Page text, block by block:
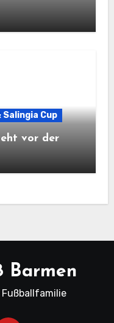
Cup
vor der
Barmen